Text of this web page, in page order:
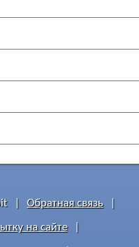
Обратная связь
на сайте